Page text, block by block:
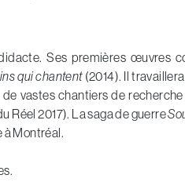
Ses premières œuvres
qui chantent(2014). Il
de vastes chantiers de
Réel 2017). La saga de guerre
à Montréal.